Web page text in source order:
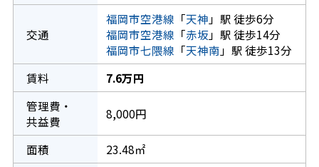
交通
福岡市空港線 「天神 」駅 徒歩6分
福岡市空港線 「赤坂」駅 徒歩14分
福岡市七隈線 「天神南 」駅 徒歩13分
賃料
7.6万円
管理費・
共益費
8,000円
面積
23.48㎡